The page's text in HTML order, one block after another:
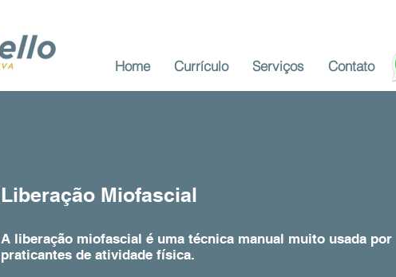
Home Currículo Serviços Contato
Liberação Miofascial
A liberação miofascial é uma técnica manual muito usada por
praticantes de atividade física.